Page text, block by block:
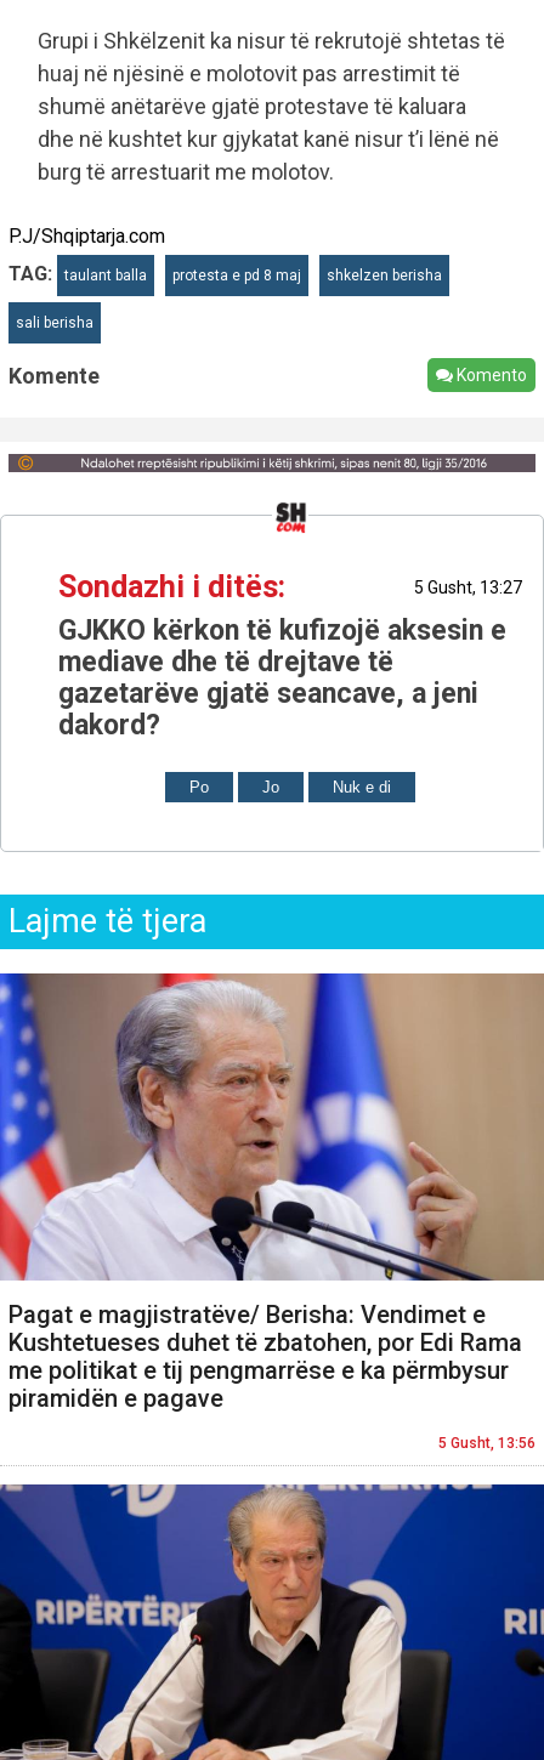
Grupi i Shkëlzenit ka nisur të rekrutojë shtetas të
huaj në njësinë e molotovit pas arrestimit të
shumë anëtarëve gjatë protestave të kaluara
dhe në kushtet kur gjykatat kanë nisur t’i lënë në
burg të arrestuarit me molotov.
P.J/Shqiptarja.com
TAG:
taulant balla protesta e pd 8 maj shkelzen berisha
sali berisha
Komente Komento
Sondazhi i ditës: 5 Gusht, 13:27
GJKKO kërkon të kufizojë aksesin e
mediave dhe të drejtave të
gazetarëve gjatë seancave, a jeni
dakord?
Po Jo Nuk e di
Lajme të tjera
Pagat e magjistratëve/ Berisha: Vendimet e
Kushtetueses duhet të zbatohen, por Edi Rama
me politikat e tij pengmarrëse e ka përmbysur
piramidën e pagave
5 Gusht, 13:56